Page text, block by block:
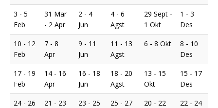
3 - 5
Feb
31 Mar
- 2 Apr
2 - 4
Jun
4 - 6
Agst
29 Sept -
1 Okt
1 - 3
Des
10 - 12
Feb
7 - 8
Apr
9 - 11
Jun
11 - 13
Agst
6 - 8 Okt
8 - 10
Des
17 - 19
Feb
14 - 16
Apr
16 - 18
Jun
18 - 20
Agst
13 - 15
Okt
15 - 17
Des
24 - 26
21 - 23
23 - 25
25 - 27
20 - 22
22 - 24